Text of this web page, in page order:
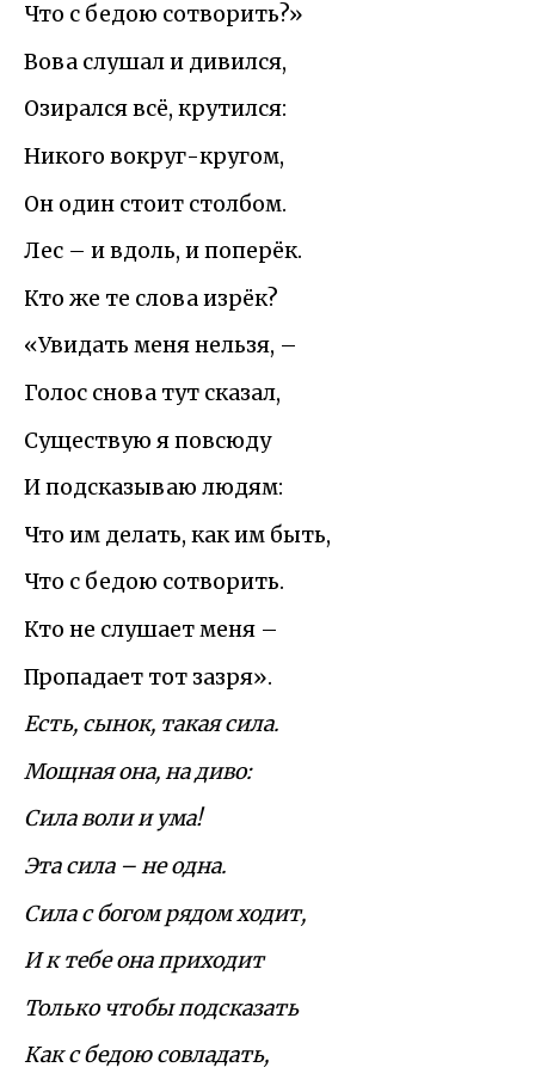
Что с бедою сотворить?»
Вова слушал и дивился,
Озирался всё, крутился:
Никого вокруг-кругом,
Он один стоит столбом.
Лес – и вдоль, и поперёк.
Кто же те слова изрёк?
«Увидать меня нельзя, –
Голос снова тут сказал,
Существую я повсюду
И подсказываю людям:
Что им делать, как им быть,
Что с бедою сотворить.
Кто не слушает меня –
Пропадает тот зазря».
Есть, сынок, такая сила.
Мощная она, на диво:
Сила воли и ума!
Эта сила – не одна.
Сила с богом рядом ходит,
И к тебе она приходит
Только чтобы подсказать
Как с бедою совладать,